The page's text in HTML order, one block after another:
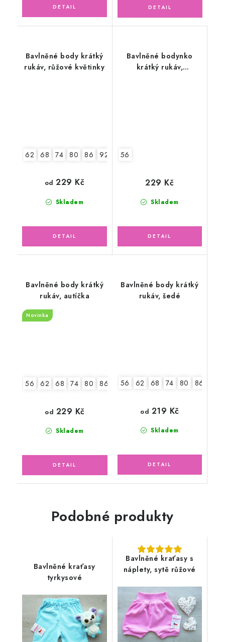
Bavlněné body krátký
rukáv, růžové květinky
62 68 74 80 86 92
Skladem
od 229 Kč
Bavlněné bodynko
krátký rukáv,
56
Skladem
229 Kč
Bavlněné body krátký
rukáv, autíčka
Novinka
56 62 68 74 80 86 92
Skladem
od 229 Kč
Bavlněné body krátký
rukáv, šedé
56 62 68 74 80 86
Skladem
od 219 Kč
Podobné produkty
Bavlněné kraťasy
tyrkysové
Bavlněné kraťasy s
náplety, sytě růžové